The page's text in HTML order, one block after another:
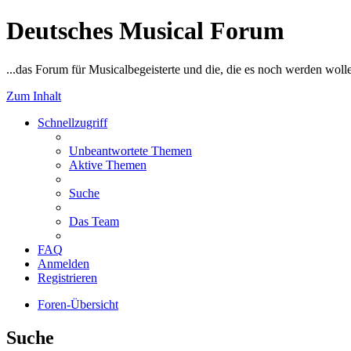
Deutsches Musical Forum
...das Forum für Musicalbegeisterte und die, die es noch werden
Zum Inhalt
Schnellzugriff
Unbeantwortete Themen
Aktive Themen
Suche
Das Team
FAQ
Anmelden
Registrieren
Foren-Übersicht
Suche